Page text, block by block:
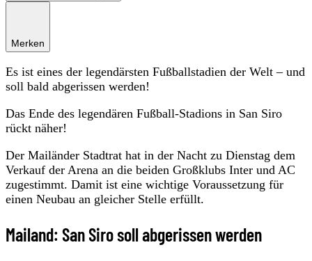
Merken
Es ist eines der legendärsten Fußballstadien der Welt – und
soll bald abgerissen werden!
Das Ende des legendären Fußball-Stadions in San Siro
rückt näher!
Der Mailänder Stadtrat hat in der Nacht zu Dienstag dem
Verkauf der Arena an die beiden Großklubs Inter und AC
zugestimmt. Damit ist eine wichtige Voraussetzung für
einen Neubau an gleicher Stelle erfüllt.
Mailand: San Siro soll abgerissen werden